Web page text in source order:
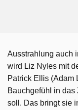
Ausstrahlung auch
wird Liz Nyles mit
Patrick Ellis (Adam
Bauchgefühl in das
soll. Das bringt sie